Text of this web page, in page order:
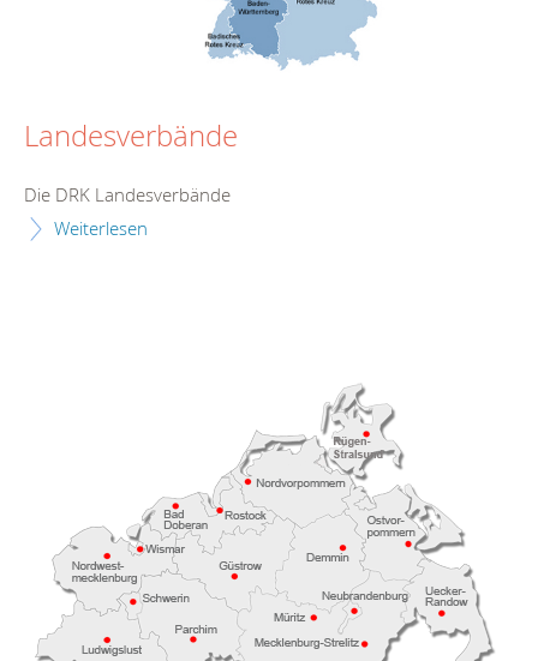
Landesverbände
Die DRK Landesverbände
Weiterlesen